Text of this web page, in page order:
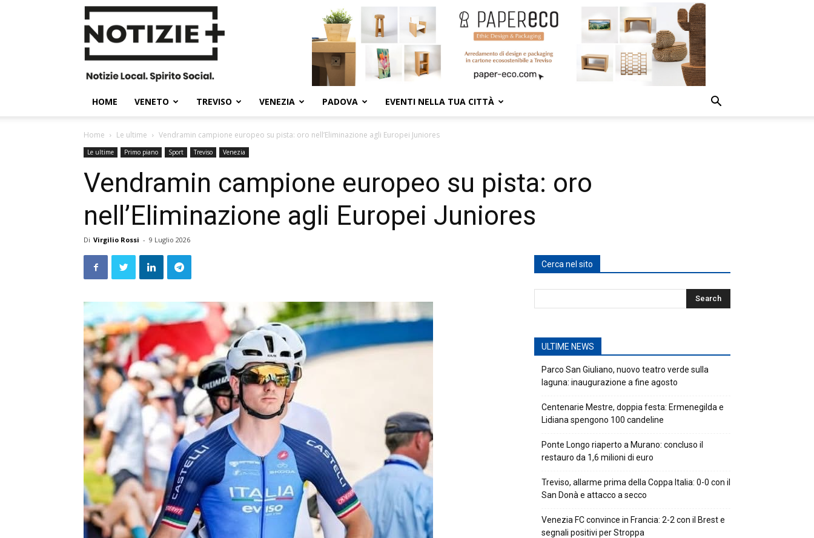
Notizie
Plus
HOME VENETO TREVISO VENEZIA PADOVA EVENTI NELLA TUA CITTÀ
Home Le ultime Vendramin campione europeo su pista: oro nell’Eliminazione agli Europei Juniores
Le ultime Primo piano Sport Treviso Venezia
Vendramin campione europeo su pista: oro
nell’Eliminazione agli Europei Juniores
Di Virgilio Rossi - 9 Luglio 2026
Cerca nel sito
ULTIME NEWS
Parco San Giuliano, nuovo teatro verde sulla
laguna: inaugurazione a fine agosto
Centenarie Mestre, doppia festa: Ermenegilda e
Lidiana spengono 100 candeline
Ponte Longo riaperto a Murano: concluso il
restauro da 1,6 milioni di euro
Treviso, allarme prima della Coppa Italia: 0-0 con il
San Donà e attacco a secco
Venezia FC convince in Francia: 2-2 con il Brest e
segnali positivi per Stroppa